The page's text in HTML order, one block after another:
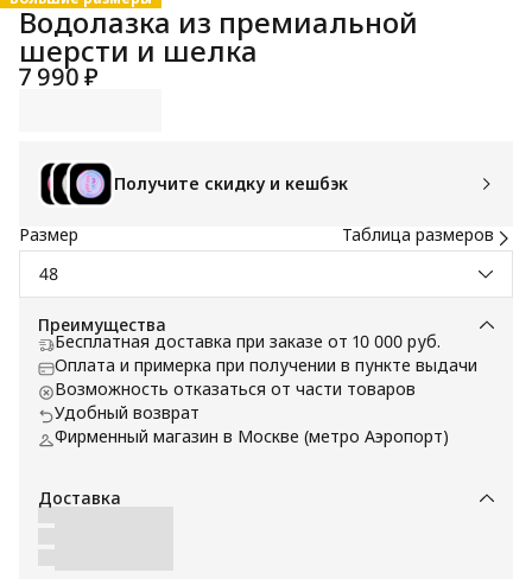
Водолазка из премиальной
шерсти и шелка
7 990 ₽
Получите скидку и кешбэк
Размер
Таблица размеров
48
Преимущества
Бесплатная доставка при заказе от 10 000 руб.
Оплата и примерка при получении в пункте выдачи
Возможность отказаться от части товаров
Удобный возврат
Фирменный магазин в Москве (метро Аэропорт)
Доставка